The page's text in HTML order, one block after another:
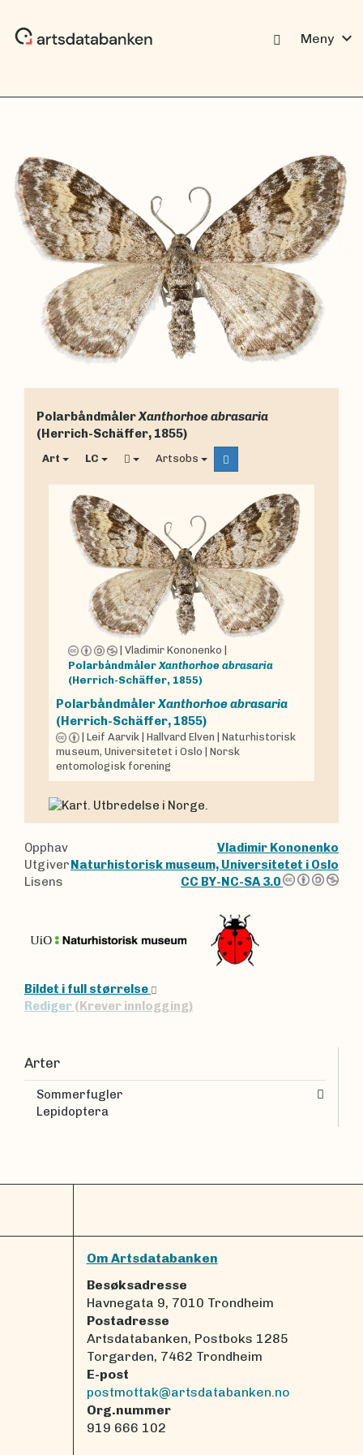
Meny expand_more
PolarbåndmålerXanthorhoe abrasaria
(Herrich-Schäffer, 1855)
Art LC Artsobs
Vladimir Kononenko
Polarbåndmåler Xanthorhoe abrasaria
(Herrich-Schäffer, 1855)
PolarbåndmålerXanthorhoe abrasaria
(Herrich-Schäffer, 1855)
Leif Aarvik Hallvard Elven
Naturhistorisk
museum, Universitetet i Oslo
Norsk
entomologisk forening
Opphav
Vladimir Kononenko
Utgiver Naturhistorisk museum, Universitetet i Oslo
Lisens
CC BY-NC-SA 3.0
Bildet i full størrelse
Rediger (Krever innlogging)
Arter
Sommerfugler
Lepidoptera
Om Artsdatabanken
Besøksadresse
Havnegata 9, 7010 Trondheim
Postadresse
Artsdatabanken, Postboks 1285
Torgarden, 7462 Trondheim
E-post
postmottak@artsdatabanken.no
Org.nummer
919 666 102